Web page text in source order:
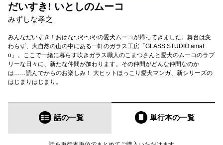
だいすき! いとしのムーコ
みずしな孝之
みんなだいすき！おはなつやつやの愛犬ムーコが帰ってきました。舞台は変
わらず、大自然の山の中にある一軒のガラス工房「GLASS STUDIO amat
o」。ここで一緒に暮らす吹きガラス職人のこまつさんと愛犬のムーコのラブ
リーな日々に、新たな仲間が加わります。その仲間がどんな仲間なのか
は……読んでからのお楽しみ！ 大ヒットほっこり愛犬マンガ、新シリーズの
はじまりはじまり。
話の一覧 単行本の一覧